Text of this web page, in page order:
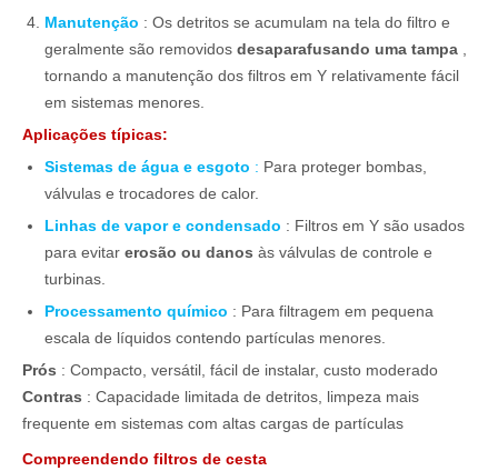
Manutenção : Os detritos se acumulam na tela do filtro e
geralmente são removidos desaparafusando uma tampa
tornando a manutenção dos filtros em Y relativamente fácil
em sistemas menores.
Aplicações típicas:
Sistemas de água e esgoto : Para proteger bombas,
válvulas e trocadores de calor.
Linhas de vapor e condensado : Filtros em Y são usados ​​
para evitar erosão ou danos às válvulas de controle e
turbinas.
Processamento químico : Para filtragem em pequena
escala de líquidos contendo partículas menores.
Prós : Compacto, versátil, fácil de instalar, custo moderado
Contras : Capacidade limitada de detritos, limpeza mais
frequente em sistemas com altas cargas de partículas
Compreendendo filtros de cesta